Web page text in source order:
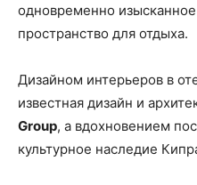
одновременно
пространство для отдыха.
Дизайном интерьеров в
известная дизайн и
Group, а вдохновением
культурное наследие